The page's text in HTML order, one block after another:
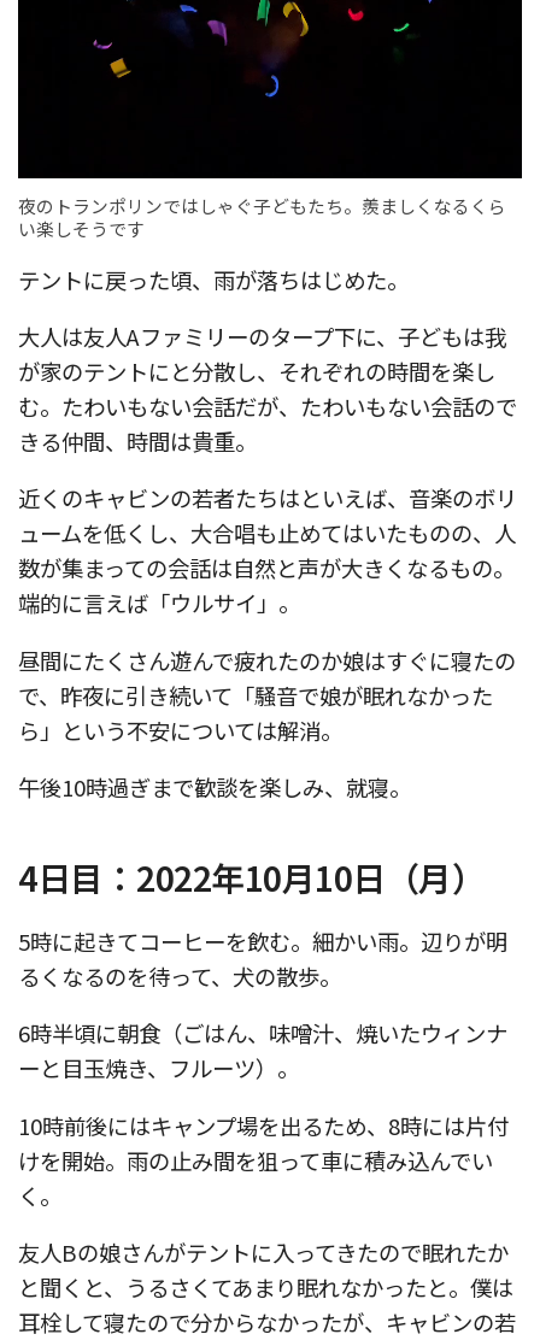
夜のトランポリンではしゃぐ子どもたち。羨ましくなるくら
い楽しそうです
テントに戻った頃、雨が落ちはじめた。
大人は友人Aファミリーのタープ下に、子どもは我
が家のテントにと分散し、それぞれの時間を楽し
む。たわいもない会話だが、たわいもない会話ので
きる仲間、時間は貴重。
近くのキャビンの若者たちはといえば、音楽のボリ
ュームを低くし、大合唱も止めてはいたものの、人
数が集まっての会話は自然と声が大きくなるもの。
端的に言えば「ウルサイ」。
昼間にたくさん遊んで疲れたのか娘はすぐに寝たの
で、昨夜に引き続いて「騒音で娘が眠れなかった
ら」という不安については解消。
午後10時過ぎまで歓談を楽しみ、就寝。
4日目：2022年10月10日（月）
5時に起きてコーヒーを飲む。細かい雨。辺りが明
るくなるのを待って、犬の散歩。
6時半頃に朝食（ごはん、味噌汁、焼いたウィンナ
ーと目玉焼き、フルーツ）。
10時前後にはキャンプ場を出るため、8時には片付
けを開始。雨の止み間を狙って車に積み込んでい
く。
友人Bの娘さんがテントに入ってきたので眠れたか
と聞くと、うるさくてあまり眠れなかったと。僕は
耳栓して寝たので分からなかったが、キャビンの若